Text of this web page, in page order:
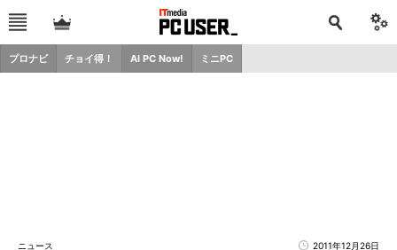
プロナビ チョイ得！ AI PC Now! ミニPC
ニュース 2011年12月26日